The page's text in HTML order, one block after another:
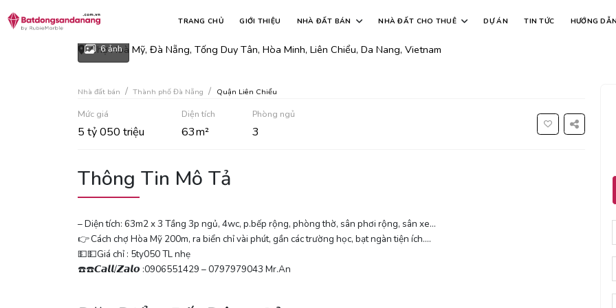
TRANG CHỦ GIỚI THIỆU NHÀ ĐẤT BÁN NHÀ ĐẤT CHO THUÊ DỰ ÁN TIN TỨC HƯỚNG DẪN
Căn nhà 3 tầng mặt tiền cách chợ hoà mỹ 200m không gian
Chợ Hoà Mỹ, Đà Nẵng, Tống Duy Tân, Hòa Minh, Liên Chiểu, Da Nang, Vietnam
6 ảnh
Nhà đất bán Thành phố Đà Nẵng Quận Liên Chiểu
Mức giá
5 tỷ 050 triệu
Diện tích
63m²
Phòng ngủ
3
Thông Tin Mô Tả
– Diện tích: 63m2 x 3 Tầng 3p ngủ, 4wc, p.bếp rộng, phòng thờ, sân phơi rộng, sân xe…
👉 Cách chợ Hòa Mỹ 200m, ra biển chỉ vài phút, gần các trường học, bạt ngàn tiện ích….
💵💵Giá chỉ : 5ty050 TL nhẹ
☎️☎️𝘾𝙖𝙡𝙡/𝙕𝙖𝙡𝙤 :0906551429 – 0797979043 Mr.An